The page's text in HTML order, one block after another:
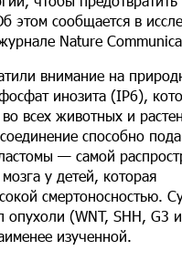
этом сообщается в
Nature
внимание на
инозита (IP6),
во всех животных и
способно
— самой
у детей, которая
смертоносностью.
опухоли (WNT, SHH, G3
изученной.